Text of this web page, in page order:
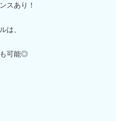
スあり！
は、
も可能◎